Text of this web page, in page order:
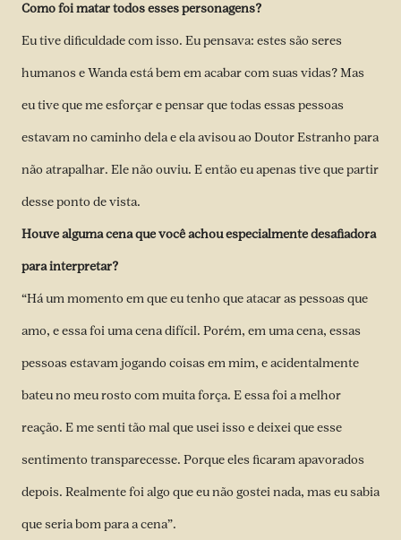
Como foi matar todos esses personagens?
Eu tive dificuldade com isso. Eu pensava: estes são seres
humanos e Wanda está bem em acabar com suas vidas? Mas
eu tive que me esforçar e pensar que todas essas pessoas
estavam no caminho dela e ela avisou ao Doutor Estranho para
não atrapalhar. Ele não ouviu. E então eu apenas tive que partir
desse ponto de vista.
Houve alguma cena que você achou especialmente desafiadora
para interpretar?
“Há um momento em que eu tenho que atacar as pessoas que
amo, e essa foi uma cena difícil. Porém, em uma cena, essas
pessoas estavam jogando coisas em mim, e acidentalmente
bateu no meu rosto com muita força. E essa foi a melhor
reação. E me senti tão mal que usei isso e deixei que esse
sentimento transparecesse. Porque eles ficaram apavorados
depois. Realmente foi algo que eu não gostei nada, mas eu sabia
que seria bom para a cena”.